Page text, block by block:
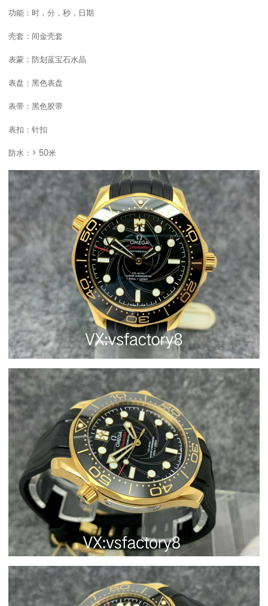
功能：时，分，秒，日期
壳套：间金壳套
表蒙：防划蓝宝石水晶
表盘：黑色表盘
表带：黑色胶带
表扣：针扣
防水：> 50米